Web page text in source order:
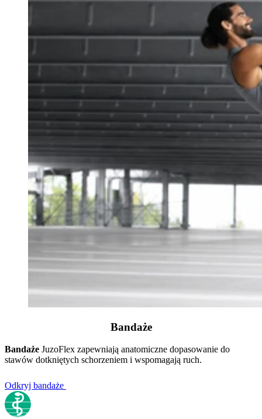
Bandaże
Bandaże JuzoFlex zapewniają anatomiczne dopasowanie do
stawów dotkniętych schorzeniem i wspomagają ruch.
Odkryj bandaże